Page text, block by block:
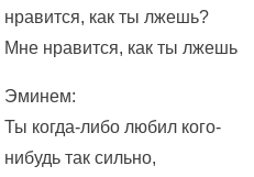
нравится, как ты лжешь?
Мне нравится, как ты лжешь
Эминем:
Ты когда-либо любил кого-
нибудь так сильно,